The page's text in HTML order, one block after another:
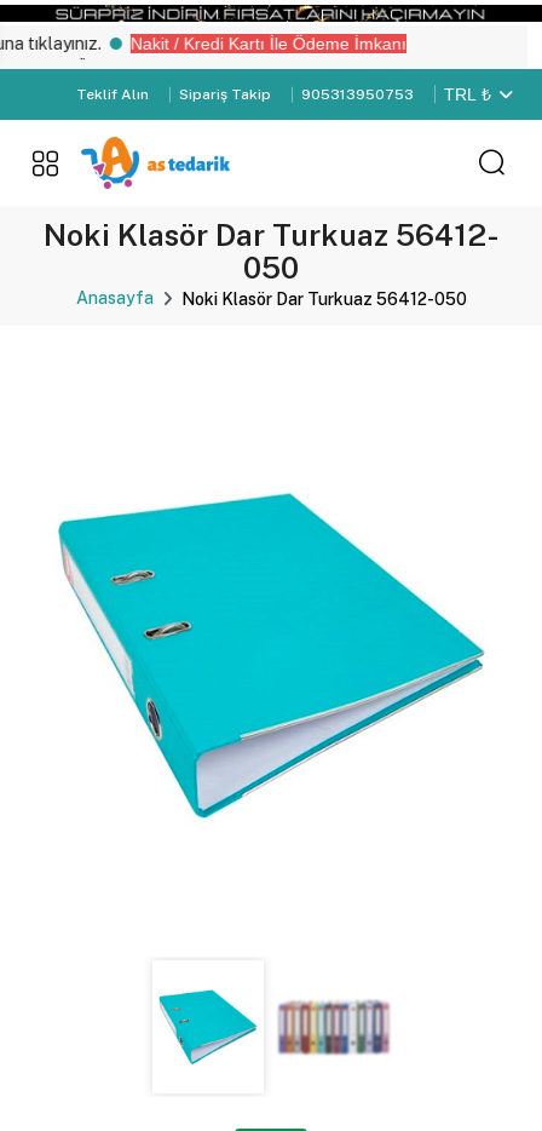
“Üye Girişi" yapın.
Nakit / Kredi Kartı İle Ödeme İmkanı
Teklif Alın Sipariş Takip 905313950753 TRL ₺
Noki Klasör Dar Turkuaz 56412-
050
Anasayfa Noki Klasör Dar Turkuaz 56412-050